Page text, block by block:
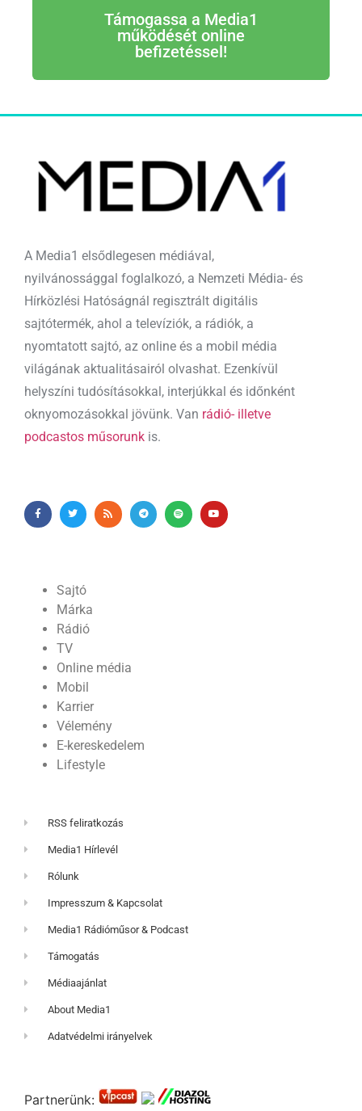
Támogassa a Media1
működését online
befizetéssel!
A Media1 elsődlegesen médiával,
nyilvánossággal foglalkozó, a Nemzeti Média- és
Hírközlési Hatóságnál regisztrált digitális
sajtótermék, ahol a televíziók, a rádiók, a
nyomtatott sajtó, az online és a mobil média
világának aktualitásairól olvashat. Ezenkívül
helyszíni tudósításokkal, interjúkkal és időnként
oknyomozásokkal jövünk. Van rádió- illetve
podcastos műsorunk is.
Sajtó
Márka
Rádió
TV
Online média
Mobil
Karrier
Vélemény
E-kereskedelem
Lifestyle
RSS feliratkozás
Media1 Hírlevél
Rólunk
Impresszum & Kapcsolat
Media1 Rádióműsor & Podcast
Támogatás
Médiaajánlat
About Media1
Adatvédelmi irányelvek
Partnerünk: